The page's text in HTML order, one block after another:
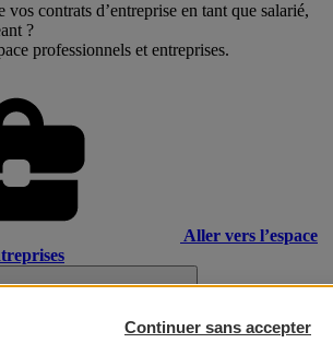
vos contrats d’entreprise en tant que salarié,
?
professionnels et entreprises.
Aller vers l’espace
Continuer sans accepter